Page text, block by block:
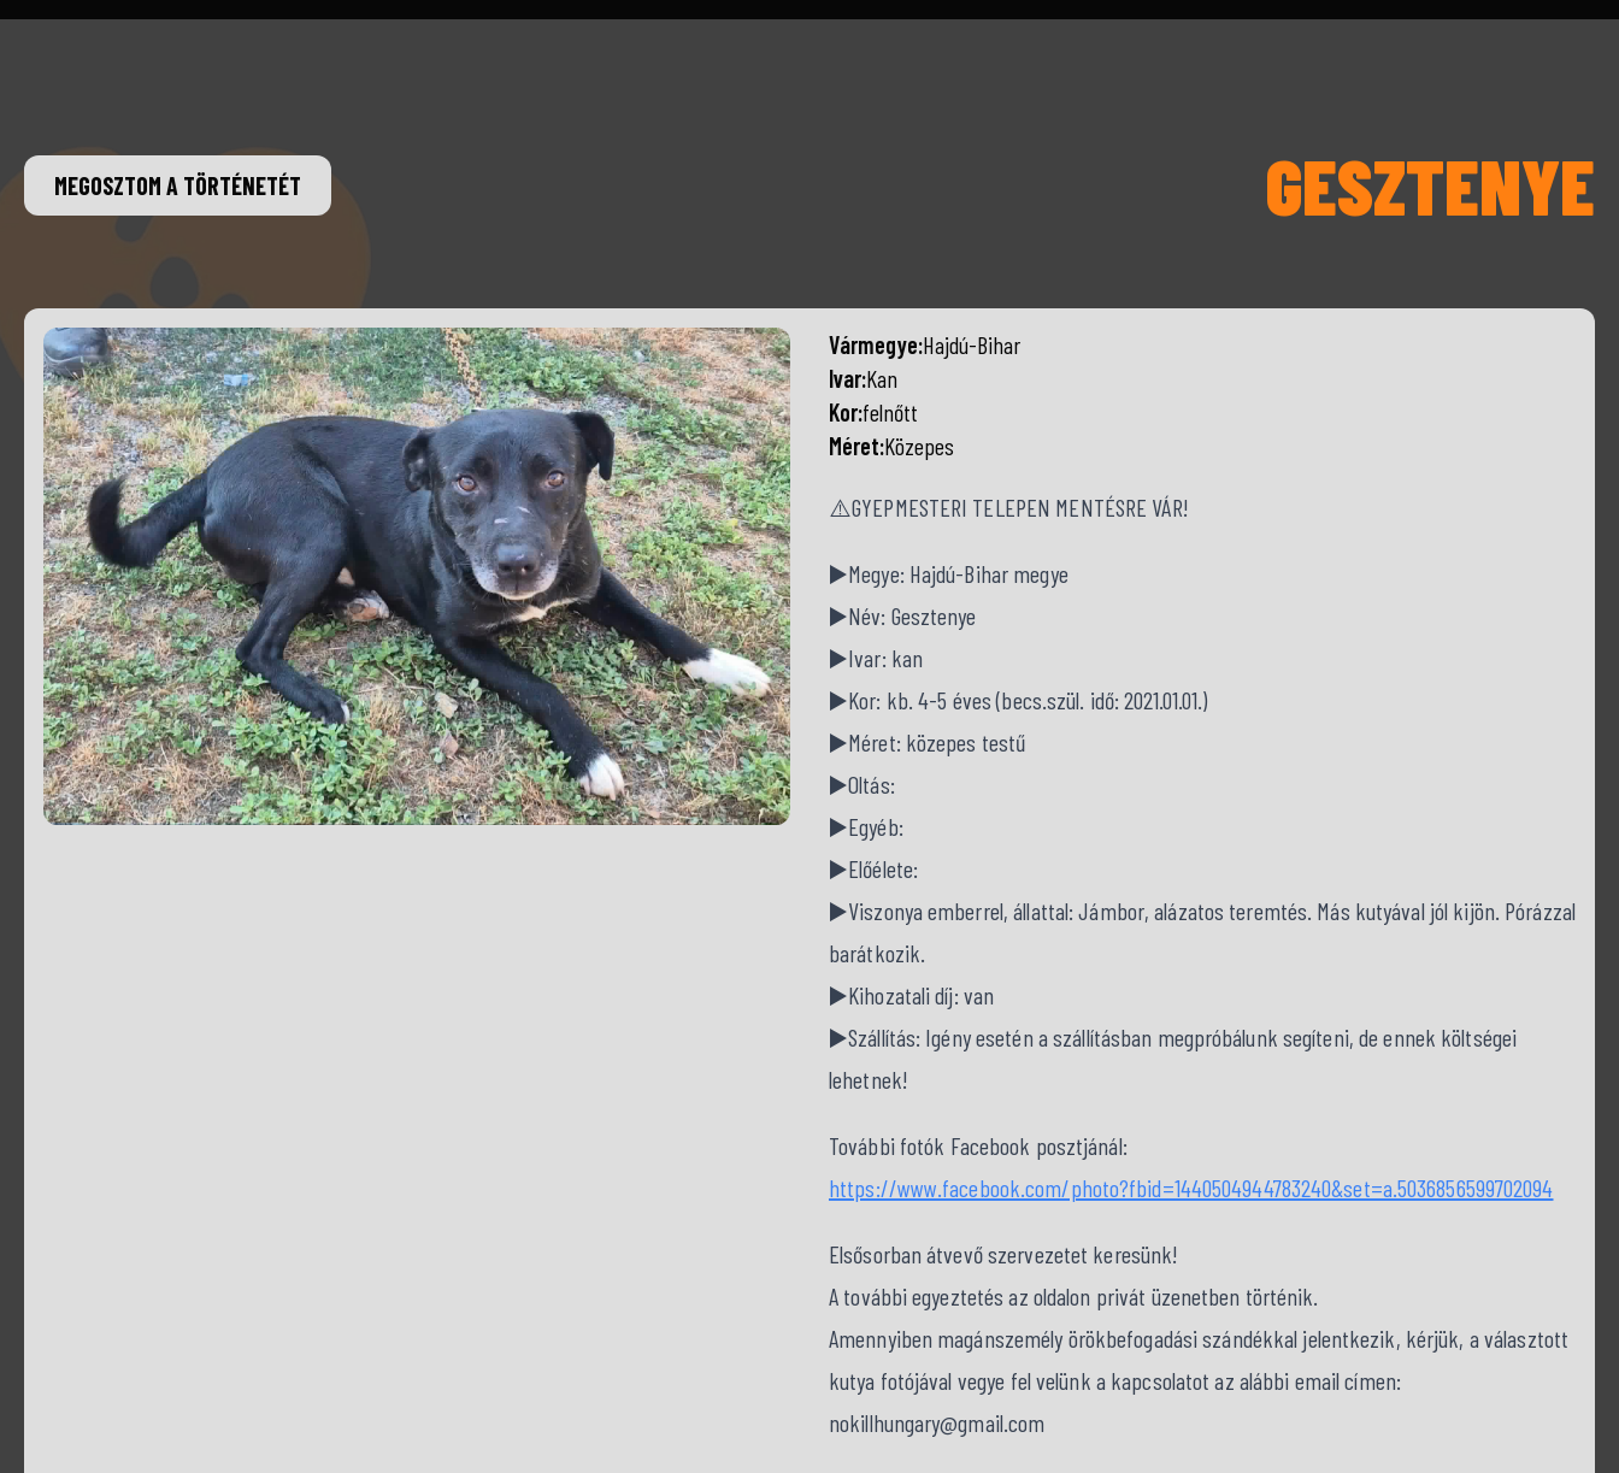
MEGOSZTOM A TÖRTÉNETÉT GESZTENYE
Vármegye:Hajdú-Bihar
Ivar:Kan
Kor:felnőtt
Méret:Közepes
⚠️GYEPMESTERI TELEPEN MENTÉSRE VÁR!
▶️Megye: Hajdú-Bihar megye
▶️Név: Gesztenye
▶️Ivar: kan
▶️Kor: kb. 4-5 éves (becs.szül. idő: 2021.01.01.)
▶️Méret: közepes testű
▶️Oltás:
▶️Egyéb:
▶️Előélete:
▶️Viszonya emberrel, állattal: Jámbor, alázatos teremtés. Más kutyával jól kijön. Pórázzal
barátkozik.
▶️Kihozatali díj: van
▶️Szállítás: Igény esetén a szállításban megpróbálunk segíteni, de ennek költségei
lehetnek!
További fotók Facebook posztjánál:
https://www.facebook.com/photo?fbid=1440504944783240&set=a.5036856599702094
Elsősorban átvevő szervezetet keresünk!
A további egyeztetés az oldalon privát üzenetben történik.
Amennyiben magánszemély örökbefogadási szándékkal jelentkezik, kérjük, a választott
kutya fotójával vegye fel velünk a kapcsolatot az alábbi email címen:
nokillhungary@gmail.com